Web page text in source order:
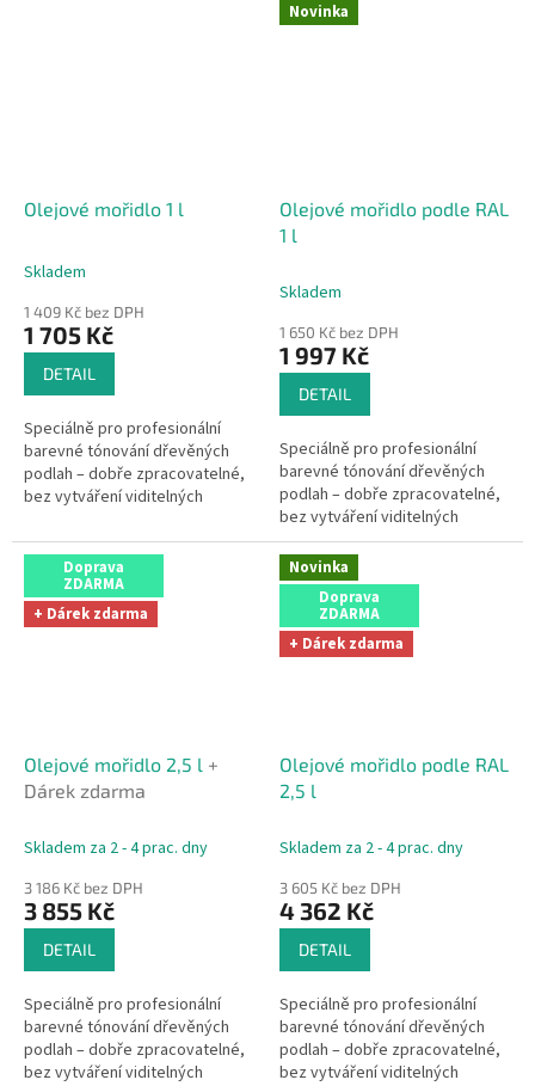
Olejové mořidlo 1 l
Průměrné
produktu
je
hvězdiček.
Skladem
1 409 Kč bez DPH
1 705 Kč
DETAIL
Speciálně pro profesionální
barevné tónování dřevěných
podlah – dobře zpracovatelné,
bez vytváření viditelných
Novinka
Olejové mořidlo podle RAL
1 l
Skladem
1 650 Kč bez DPH
1 997 Kč
DETAIL
Speciálně pro profesionální
barevné tónování dřevěných
podlah – dobře zpracovatelné,
bez vytváření viditelných
přechodů po zaschnutí.
Doprava
ZDARMA
+ Dárek zdarma
Olejové mořidlo 2,5 l +
Dárek zdarma
Skladem za 2 - 4 prac. dny
3 186 Kč bez DPH
3 855 Kč
DETAIL
Speciálně pro profesionální
barevné tónování dřevěných
podlah – dobře zpracovatelné,
bez vytváření viditelných
Novinka
Doprava
ZDARMA
+ Dárek zdarma
Olejové mořidlo podle RAL
2,5 l
Skladem za 2 - 4 prac. dny
3 605 Kč bez DPH
4 362 Kč
DETAIL
Speciálně pro profesionální
barevné tónování dřevěných
podlah – dobře zpracovatelné,
bez vytváření viditelných